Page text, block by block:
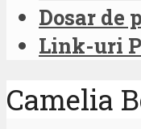
Dosar de
Link-uri
Camelia